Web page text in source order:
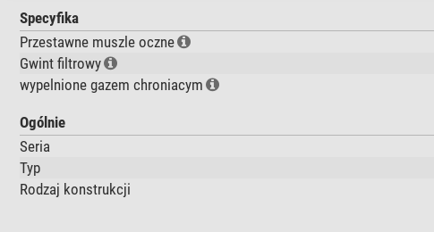
Specyfika
Przestawne muszle oczne
Gwint filtrowy
wypelnione gazem chroniacym
Ogólnie
Seria
Typ
Rodzaj konstrukcji